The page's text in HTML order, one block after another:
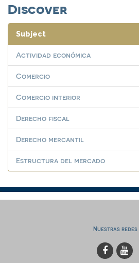
Discover
Subject
Actividad económica
Comercio
Comercio interior
Derecho fiscal
Derecho mercantil
Estructura del mercado
Nuestras redes